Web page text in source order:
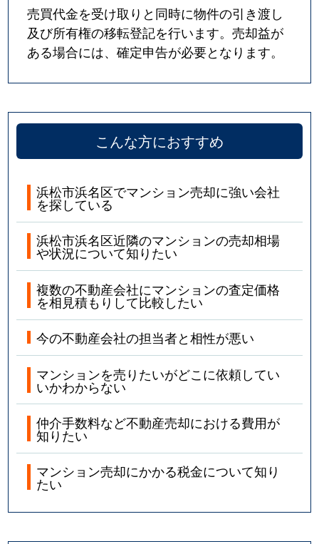
売買代金を受け取りと同時に物件の引き渡し
及び所有権の移転登記を行います。売却益が
ある場合には、確定申告が必要となります。
こんな方におすすめ
浜松市浜名区でマンション売却に強い会社
を探している
浜松市浜名区近隣のマンションの売却相場
や状況について知りたい
複数の不動産会社にマンションの査定価格
を相見積もりして比較したい
今の不動産会社の担当者と相性が悪い
マンションを売りたいがどこに依頼してい
いかわからない
仲介手数料など不動産売却における費用が
知りたい
マンション売却にかかる税金について知り
たい